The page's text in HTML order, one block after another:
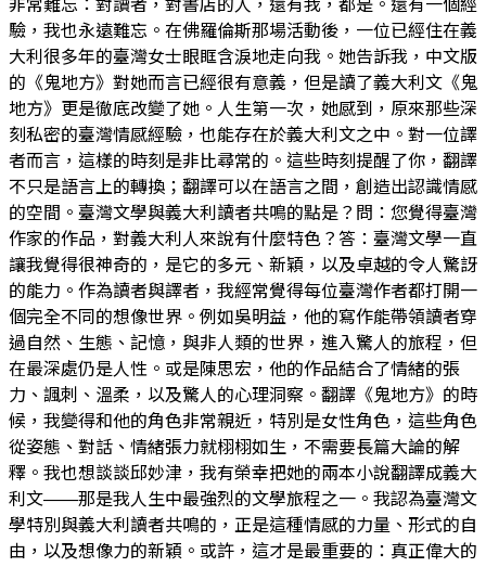
非常難忘：對讀者，對書店的人，還有我，都是。還有一個經
驗，我也永遠難忘。在佛羅倫斯那場活動後，一位已經住在義
大利很多年的臺灣女士眼眶含淚地走向我。她告訴我，中文版
的《鬼地方》對她而言已經很有意義，但是讀了義大利文《鬼
地方》更是徹底改變了她。人生第一次，她感到，原來那些深
刻私密的臺灣情感經驗，也能存在於義大利文之中。對一位譯
者而言，這樣的時刻是非比尋常的。這些時刻提醒了你，翻譯
不只是語言上的轉換；翻譯可以在語言之間，創造出認識情感
的空間。臺灣文學與義大利讀者共鳴的點是？問：您覺得臺灣
作家的作品，對義大利人來說有什麼特色？答：臺灣文學一直
讓我覺得很神奇的，是它的多元、新穎，以及卓越的令人驚訝
的能力。作為讀者與譯者，我經常覺得每位臺灣作者都打開一
個完全不同的想像世界。例如吳明益，他的寫作能帶領讀者穿
過自然、生態、記憶，與非人類的世界，進入驚人的旅程，但
在最深處仍是人性。或是陳思宏，他的作品結合了情緒的張
力、諷刺、溫柔，以及驚人的心理洞察。翻譯《鬼地方》的時
候，我變得和他的角色非常親近，特別是女性角色，這些角色
從姿態、對話、情緒張力就栩栩如生，不需要長篇大論的解
釋。我也想談談邱妙津，我有榮幸把她的兩本小說翻譯成義大
利文——那是我人生中最強烈的文學旅程之一。我認為臺灣文
學特別與義大利讀者共鳴的，正是這種情感的力量、形式的自
由，以及想像力的新穎。或許，這才是最重要的：真正偉大的